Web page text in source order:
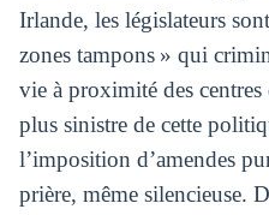
Irlande, les législateurs
zones tampons » qui
vie à proximité des centres
plus sinistre de cette
l’imposition d’amendes
prière, même silencieuse.